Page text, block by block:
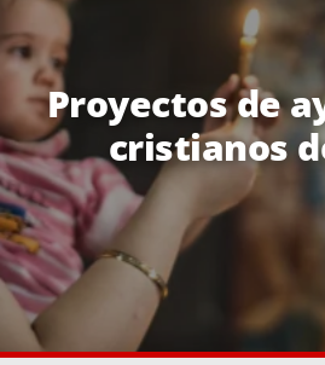
Proyectos de
cristianos